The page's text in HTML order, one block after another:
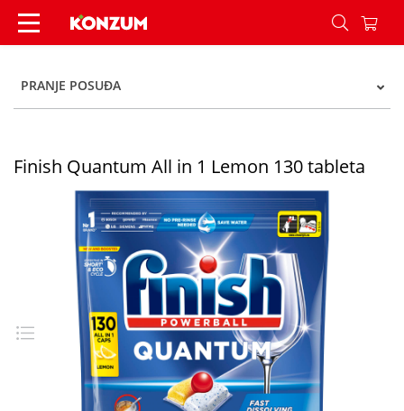
Finish Quantum All in 1 Lemon 130 tableta -
PRANJE POSUĐA
Finish Quantum All in 1 Lemon 130 tableta